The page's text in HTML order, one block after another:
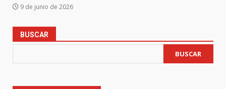
9 de junio de 2026
BUSCAR
BUSCAR